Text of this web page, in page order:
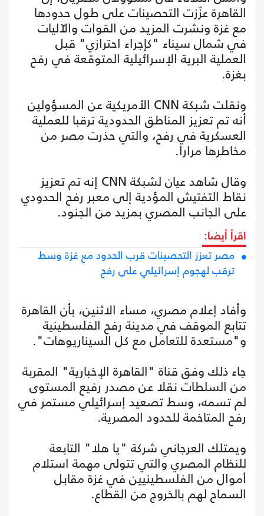
القاهرة عزّزت التحصينات على طول حدودها
مع غزة ونشرت المزيد من القوات والآليات
في شمال سيناء "كإجراء احترازي" قبل
العملية البرية الإسرائيلية المتوقعة في رفح
بغزة.
ونقلت شبكة CNN الأمريكية عن المسؤولين
أنه تم تعزيز المناطق الحدودية ترقبا للعملية
العسكرية في رفح، والتي حذرت مصر من
مخاطرها مرارا.
وقال شاهد عيان لشبكة CNN إنه تم تعزيز
نقاط التفتيش المؤدية إلى معبر رفح الحدودي
على الجانب المصري بمزيد من الجنود.
اقرأ أيضا:
مصر تعزز التحصينات قرب الحدود مع غزة وسط
ترقب لهجوم إسرائيلي على رفح
وأفاد إعلام مصري، مساء الاثنين، بأن القاهرة
تتابع الموقف في مدينة رفح الفلسطينية
و"مستعدة للتعامل مع كل السيناريوهات".
جاء ذلك وفق قناة "القاهرة الإخبارية" المقربة
من السلطات نقلا عن مصدر رفيع المستوى
لم تسمه، وسط تصعيد إسرائيلي مستمر في
رفح المتاخمة للحدود المصرية.
ويمتلك العرجاني شركة "يا هلا" التابعة
للنظام المصري والتي تتولى مهمة استلام
أموال من الفلسطينيين في غزة مقابل
السماح لهم بالخروج من القطاع.